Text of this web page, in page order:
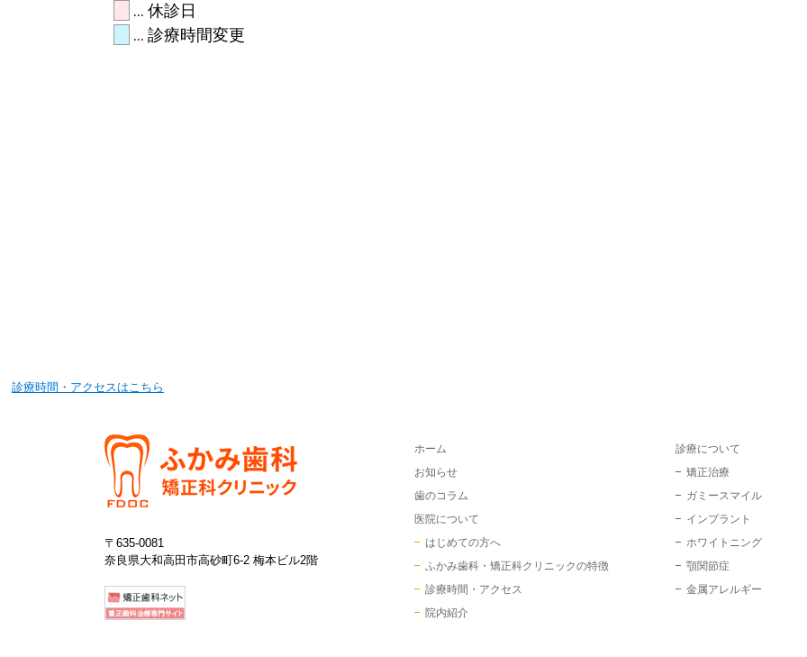
… 休診日
… 診療時間変更
診療時間・アクセスはこちら
〒635-0081
奈良県大和高田市高砂町6-2 梅本ビル2階
ホーム
お知らせ
歯のコラム
医院について
はじめての方へ
ふかみ歯科・矯正科クリニックの特徴
診療時間・アクセス
院内紹介
診療について
矯正治療
ガミースマイル
インプラント
ホワイトニング
顎関節症
金属アレルギー